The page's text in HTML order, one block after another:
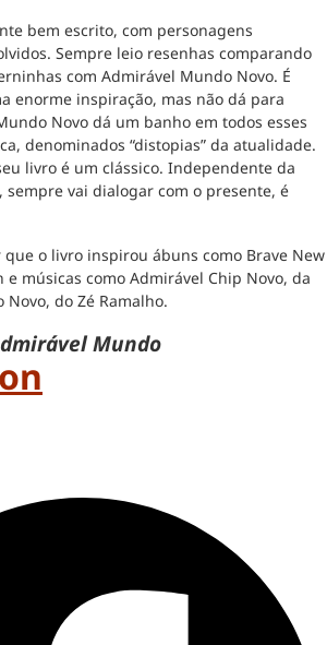
bem escrito, com personagens
Sempre leio resenhas comparando
com Admirável Mundo Novo. É
enorme inspiração, mas não dá para
Novo dá um banho em todos esses
denominados “distopias” da atualidade.
livro é um clássico. Independente da
vai dialogar com o presente, é
o livro inspirou ábuns como Brave New
músicas como Admirável Chip Novo, da
Novo, do Zé Ramalho.
Mundo